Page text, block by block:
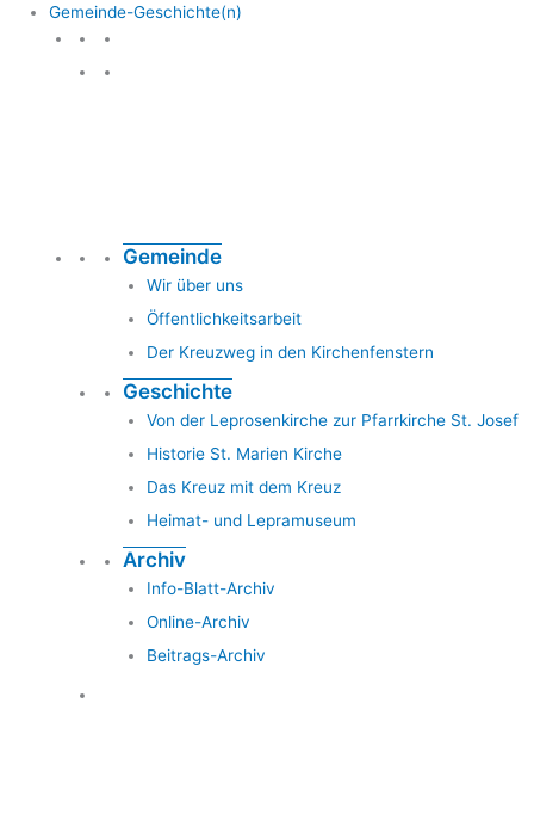
Gemeinde-Geschichte(n)
Gemeinde
Wir über uns
Öffentlichkeitsarbeit
Der Kreuzweg in den Kirchenfenstern
Geschichte
Von der Leprosenkirche zur Pfarrkirche St. Josef
Historie St. Marien Kirche
Das Kreuz mit dem Kreuz
Heimat- und Lepramuseum
Archiv
Info-Blatt-Archiv
Online-Archiv
Beitrags-Archiv